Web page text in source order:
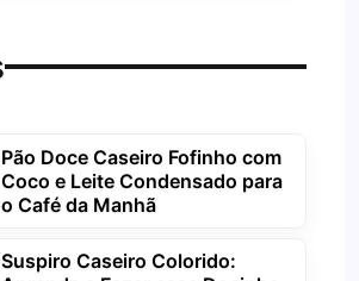
Pão Doce Caseiro Fofinho com
Coco e Leite Condensado para
o Café da Manhã
Suspiro Caseiro Colorido: